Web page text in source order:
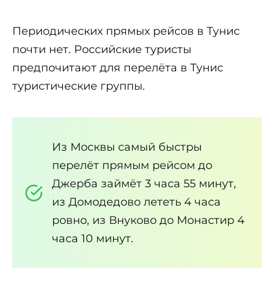
Периодических прямых рейсов в Тунис
почти нет. Российские туристы
предпочитают для перелёта в Тунис
туристические группы.
Из Москвы самый быстры
перелёт прямым рейсом до
Джерба займёт 3 часа 55 минут,
из Домодедово лететь 4 часа
ровно, из Внуково до Монастир 4
часа 10 минут.